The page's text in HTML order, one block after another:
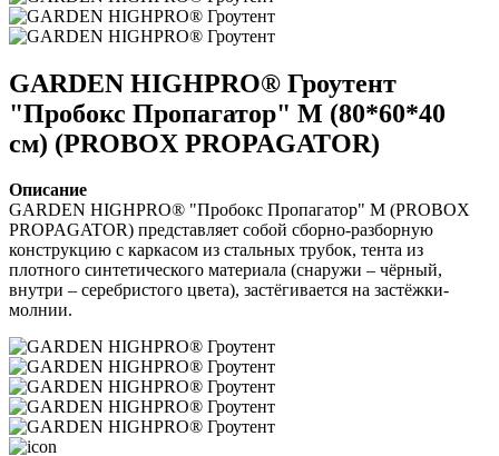
GARDEN HIGHPRO® Гроутент
"Пробокс Пропагатор" M (80*60*40
см) (PROBOX PROPAGATOR)
Описание
GARDEN HIGHPRO® "Пробокс Пропагатор" M (PROBOX
PROPAGATOR) представляет собой сборно-разборную
конструкцию с каркасом из стальных трубок, тента из
плотного синтетического материала (снаружи – чёрный,
внутри – серебристого цвета), застёгивается на застёжки-
молнии.